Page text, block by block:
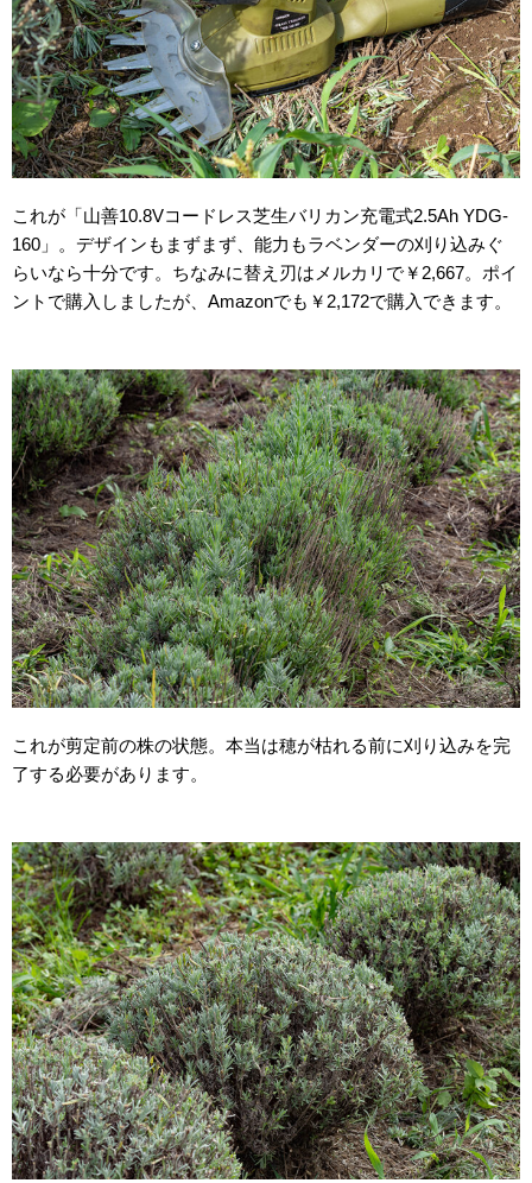
これが「山善10.8Vコードレス芝生バリカン充電式2.5Ah YDG-
160」。デザインもまずまず、能力もラベンダーの刈り込みぐ
らいなら十分です。ちなみに替え刃はメルカリで￥2,667。ポイ
ントで購入しましたが、Amazonでも￥2,172で購入できます。
これが剪定前の株の状態。本当は穂が枯れる前に刈り込みを完
了する必要があります。